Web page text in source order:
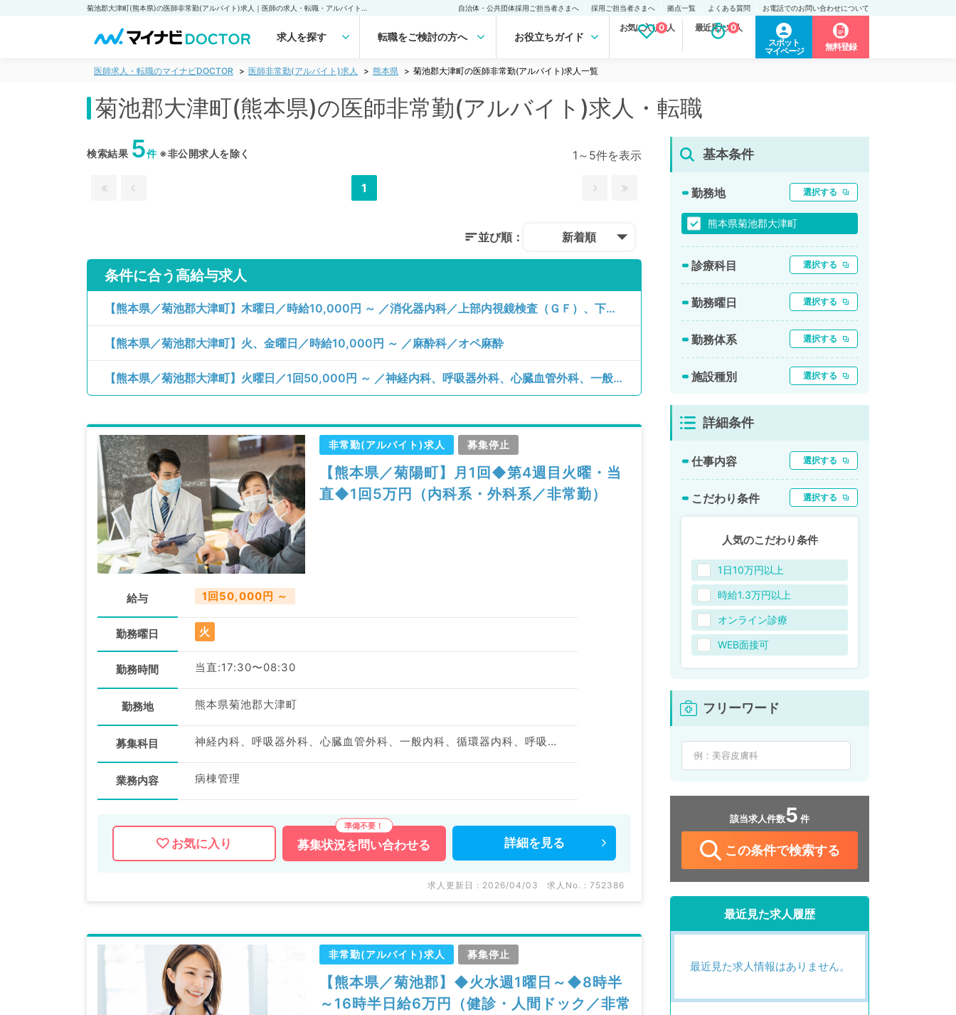
自治体・公共団体採用ご担当者さまへ 採用ご担当者さまへ 拠点一覧 よくある質問 お電話でのお問い合わせについて
求人を探す 転職をご検討の方へ お役立ちガイド
お気に入り求人
0 最近見た求人
0
スポット
マイページ
無料登録
医師求人・転職のマイナビDOCTOR 医師非常勤(アルバイト)求人 熊本県 菊池郡大津町の医師非常勤(アルバイト)求人一覧
菊池郡大津町(熊本県)の医師非常勤(アルバイト)求人・転職
検索結果 5件※非公開求人を除く 1～5件を表示
1
並び順： 新着順
条件に合う高給与求人
【熊本県／菊池郡大津町】木曜日／時給10,000円 ～ ／消化器内科／上部内視鏡検査（ＧＦ）、下部内視鏡検査（ＣＦ）、一般健診・人間ドック
【熊本県／菊池郡大津町】火、金曜日／時給10,000円 ～ ／麻酔科／オペ麻酔
【熊本県／菊池郡大津町】火曜日／1回50,000円 ～ ／神経内科、呼吸器外科、心臓血管外科、一般内科、循環器内科、呼吸器内科、消化器内科、内分泌・代謝内科、老年内科、血液内科、外科系全般、一般外科、消化器外科、膠原病科／病棟管理
非常勤(アルバイト)求人 募集停止
【熊本県／菊陽町】月1回◆第4週目火曜・当
直◆1回5万円（内科系・外科系／非常勤）
給与 1回50,000円 ～
勤務曜日 火
勤務時間 当直:17:30〜08:30
勤務地 熊本県菊池郡大津町
募集科目 神経内科、呼吸器外科、心臓血管外科、一般内科、循環器内科、呼吸器内科、消化器内科、内分泌・代謝内科、老年内科、血液内科、外科系全般、一般外科、消化器外科、膠原病科
業務内容 病棟管理
お気に入り 募集状況を 問い合わせる 詳細を 見る
求人更新日 : 2026/04/03 求人No. : 752386
非常勤(アルバイト)求人 募集停止
【熊本県／菊池郡】◆火水週1曜日～◆8時半
～16時半日給6万円（健診・人間ドック／非常
基本条件
勤務地 選択する
熊本県菊池郡大津町
診療科目 選択する
勤務曜日 選択する
勤務体系 選択する
施設種別 選択する
詳細条件
仕事内容 選択する
こだわり条件 選択する
人気のこだわり条件
1日10万円以上
時給1.3万円以上
オンライン診療
WEB面接可
フリーワード
該当求人件数5 件
この条件で検索する
最近見た求人履歴
最近見た求人情報はありません。